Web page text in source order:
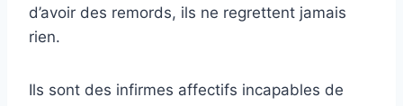
d’avoir des remords, ils ne regrettent jamais
rien.
Ils sont des infirmes affectifs incapables de